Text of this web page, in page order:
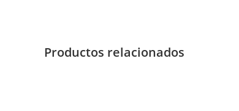
Productos relacionados